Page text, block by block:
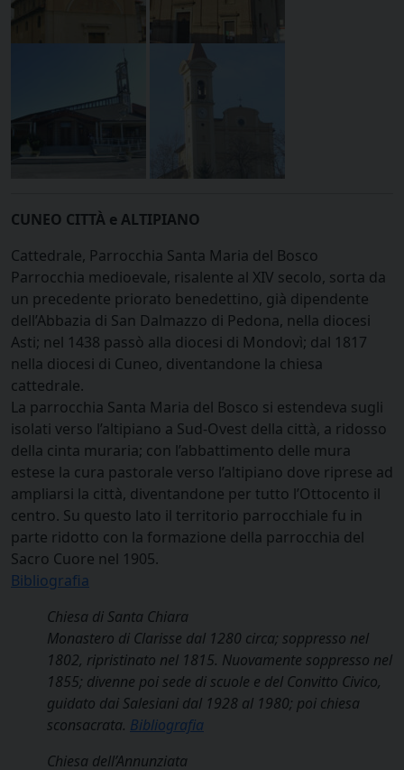
CUNEO CITTÀ e ALTIPIANO
Cattedrale, Parrocchia Santa Maria del Bosco
Parrocchia medioevale, risalente al XIV secolo, sorta da
un precedente priorato benedettino, già dipendente
dell’Abbazia di San Dalmazzo di Pedona, nella diocesi
Asti; nel 1438 passò alla diocesi di Mondovì; dal 1817
nella diocesi di Cuneo, diventandone la chiesa
cattedrale.
La parrocchia Santa Maria del Bosco si estendeva sugli
isolati verso l’altipiano a Sud-Ovest della città, a ridosso
della cinta muraria; con l’abbattimento delle mura
estese la cura pastorale verso l’altipiano dove riprese ad
ampliarsi la città, diventandone per tutto l’Ottocento il
centro. Su questo lato il territorio parrocchiale fu in
parte ridotto con la formazione della parrocchia del
Sacro Cuore nel 1905.
Bibliografia
Chiesa di Santa Chiara
Monastero di Clarisse dal 1280 circa; soppresso nel
1802, ripristinato nel 1815. Nuovamente soppresso nel
1855; divenne poi sede di scuole e del Convitto Civico,
guidato dai Salesiani dal 1928 al 1980; poi chiesa
sconsacrata. Bibliografia
Chiesa dell’Annunziata